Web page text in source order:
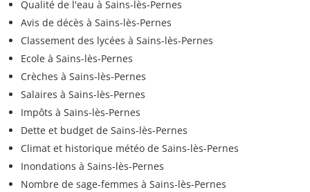
Qualité de l'eau à Sains-lès-Pernes
Avis de décès à Sains-lès-Pernes
Classement des lycées à Sains-lès-Pernes
Ecole à Sains-lès-Pernes
Crèches à Sains-lès-Pernes
Salaires à Sains-lès-Pernes
Impôts à Sains-lès-Pernes
Dette et budget de Sains-lès-Pernes
Climat et historique météo de Sains-lès-Pernes
Inondations à Sains-lès-Pernes
Nombre de sage-femmes à Sains-lès-Pernes